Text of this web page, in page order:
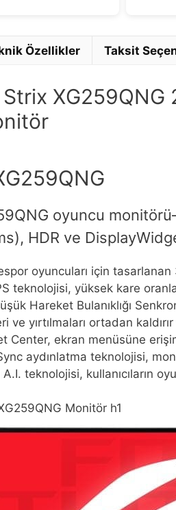
Özellikler Taksit
Strix
oyuncu
HDR ve
oyuncuları için
teknolojisi, yüksek kare
Hareket Bulanıklığı
ve yırtılmaları ortadan
Center, ekran menüsüne
aydınlatma teknolojisi,
A.I. teknolojisi, kullanıcıların